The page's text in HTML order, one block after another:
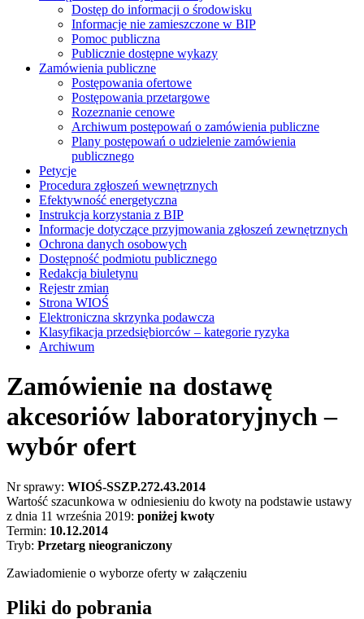
Dostęp do informacji o środowisku
Informacje nie zamieszczone w BIP
Pomoc publiczna
Publicznie dostępne wykazy
Zamówienia publiczne
Postępowania ofertowe
Postępowania przetargowe
Rozeznanie cenowe
Archiwum postępowań o zamówienia publiczne
Plany postępowań o udzielenie zamówienia
publicznego
Petycje
Procedura zgłoszeń wewnętrznych
Efektywność energetyczna
Instrukcja korzystania z BIP
Informacje dotyczące przyjmowania zgłoszeń zewnętrznych
Ochrona danych osobowych
Dostępność podmiotu publicznego
Redakcja biuletynu
Rejestr zmian
Strona WIOŚ
Elektroniczna skrzynka podawcza
Klasyfikacja przedsiębiorców – kategorie ryzyka
Archiwum
Zamówienie na dostawę
akcesoriów laboratoryjnych –
wybór ofert
Nr sprawy: WIOŚ-SSZP.272.43.2014
Wartość szacunkowa w odniesieniu do kwoty na podstawie ustawy
z dnia 11 września 2019: poniżej kwoty
Termin: 10.12.2014
Tryb: Przetarg nieograniczony
Zawiadomienie o wyborze oferty w załączeniu
Pliki do pobrania